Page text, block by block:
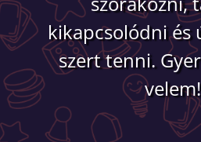
kikapcsolódni és
szert tenni.
velem!